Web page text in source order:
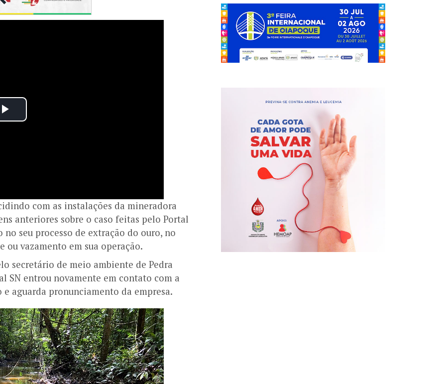
com as instalações da mineradora
anteriores sobre o caso feitas pelo Portal
seu processo de extração do ouro, no
vazamento em sua operação.
secretário de meio ambiente de Pedra
SN entrou novamente em contato com a
aguarda pronunciamento da empresa.